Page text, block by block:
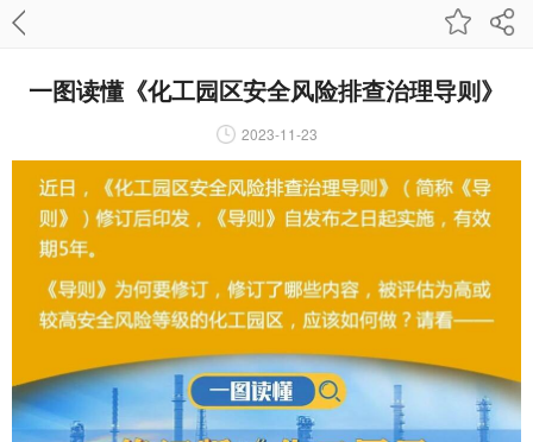
一图读懂《化工园区安全风险排查治理导则》
2023-11-23